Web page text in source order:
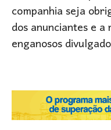
companhia seja
dos anunciantes e
enganosos